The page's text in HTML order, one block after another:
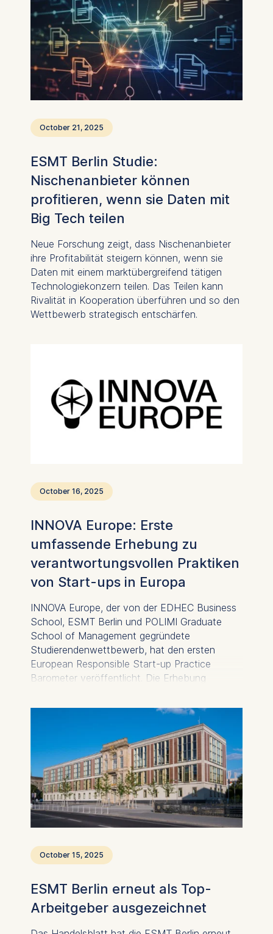
sollten, um Infektionen wirksam zu reduzieren
und den Nutzen für die öffentliche Gesundheit
zu maximieren.
October 21, 2025
ESMT Berlin Studie:
Nischenanbieter können
profitieren, wenn sie Daten mit
Big Tech teilen
Neue Forschung zeigt, dass Nischenanbieter
ihre Profitabilität steigern können, wenn sie
Daten mit einem marktübergreifend tätigen
Technologiekonzern teilen. Das Teilen kann
Rivalität in Kooperation überführen und so den
Wettbewerb strategisch entschärfen.
October 16, 2025
INNOVA Europe: Erste
umfassende Erhebung zu
verantwortungsvollen Praktiken
von Start-ups in Europa
INNOVA Europe, der von der EDHEC Business
School, ESMT Berlin und POLIMI Graduate
School of Management gegründete
Studierendenwettbewerb, hat den ersten
European Responsible Start-up Practice
Barometer veröffentlicht. Die Erhebung
Ländern zwischen Januar und April 2025. Ziel
Unternehmen verantwortungsvolles Handeln in
ihre Geschäftstätigkeit integrieren und was sie
daran hindert, mehr zu tun.
October 15, 2025
ESMT Berlin erneut als Top-
Arbeitgeber ausgezeichnet